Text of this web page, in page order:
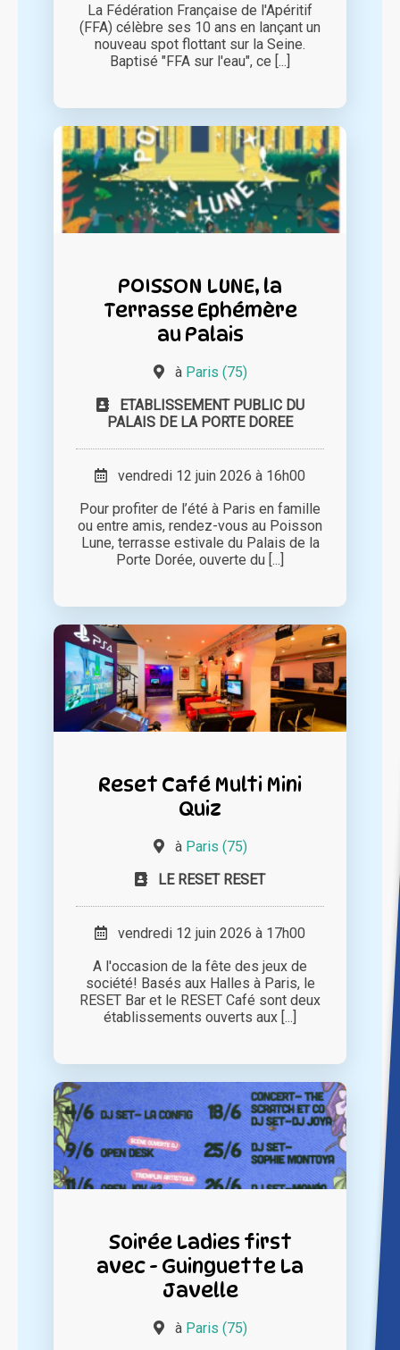
La Fédération Française de l'Apéritif
(FFA) célèbre ses 10 ans en lançant un
nouveau spot flottant sur la Seine.
Baptisé "FFA sur l'eau", ce [...]
POISSON LUNE, la
Terrasse Ephémère
au Palais
à Paris (75)
ETABLISSEMENT PUBLIC DU
PALAIS DE LA PORTE DOREE
vendredi 12 juin 2026 à 16h00
Pour profiter de l’été à Paris en famille
ou entre amis, rendez-vous au Poisson
Lune, terrasse estivale du Palais de la
Porte Dorée, ouverte du [...]
Reset Café Multi Mini
Quiz
à Paris (75)
LE RESET RESET
vendredi 12 juin 2026 à 17h00
A l'occasion de la fête des jeux de
société! Basés aux Halles à Paris, le
RESET Bar et le RESET Café sont deux
établissements ouverts aux [...]
Soirée Ladies first
avec - Guinguette La
Javelle
à Paris (75)